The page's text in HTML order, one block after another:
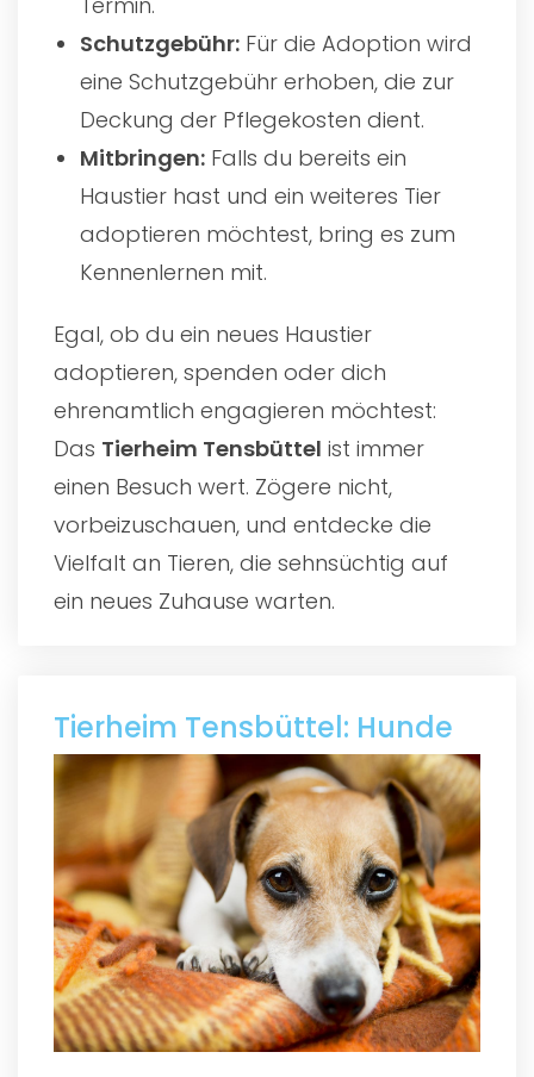
Schutzgebühr: Für die Adoption wird
eine Schutzgebühr erhoben, die zur
Deckung der Pflegekosten dient.
Mitbringen: Falls du bereits ein
Haustier hast und ein weiteres Tier
adoptieren möchtest, bring es zum
Kennenlernen mit.
Egal, ob du ein neues Haustier
adoptieren, spenden oder dich
ehrenamtlich engagieren möchtest:
Das Tierheim Tensbüttel ist immer
einen Besuch wert. Zögere nicht,
vorbeizuschauen, und entdecke die
Vielfalt an Tieren, die sehnsüchtig auf
ein neues Zuhause warten.
Tierheim Tensbüttel: Hunde